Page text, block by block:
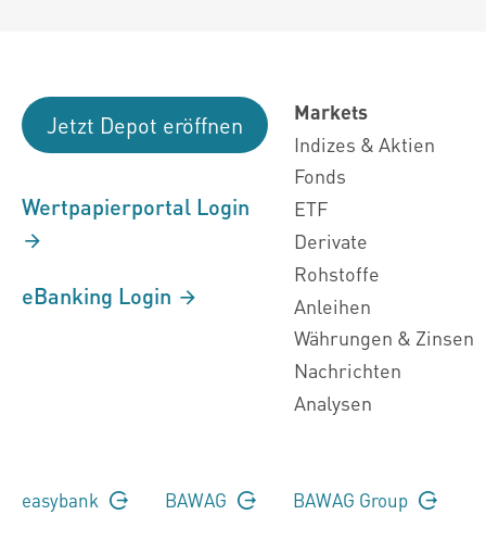
Jetzt Depot eröffnen
Wertpapierportal Login
eBanking Login
Markets
Indizes & Aktien
Fonds
ETF
Derivate
Rohstoffe
Anleihen
Währungen & Zinsen
Nachrichten
Analysen
easybank BAWAG BAWAG Group